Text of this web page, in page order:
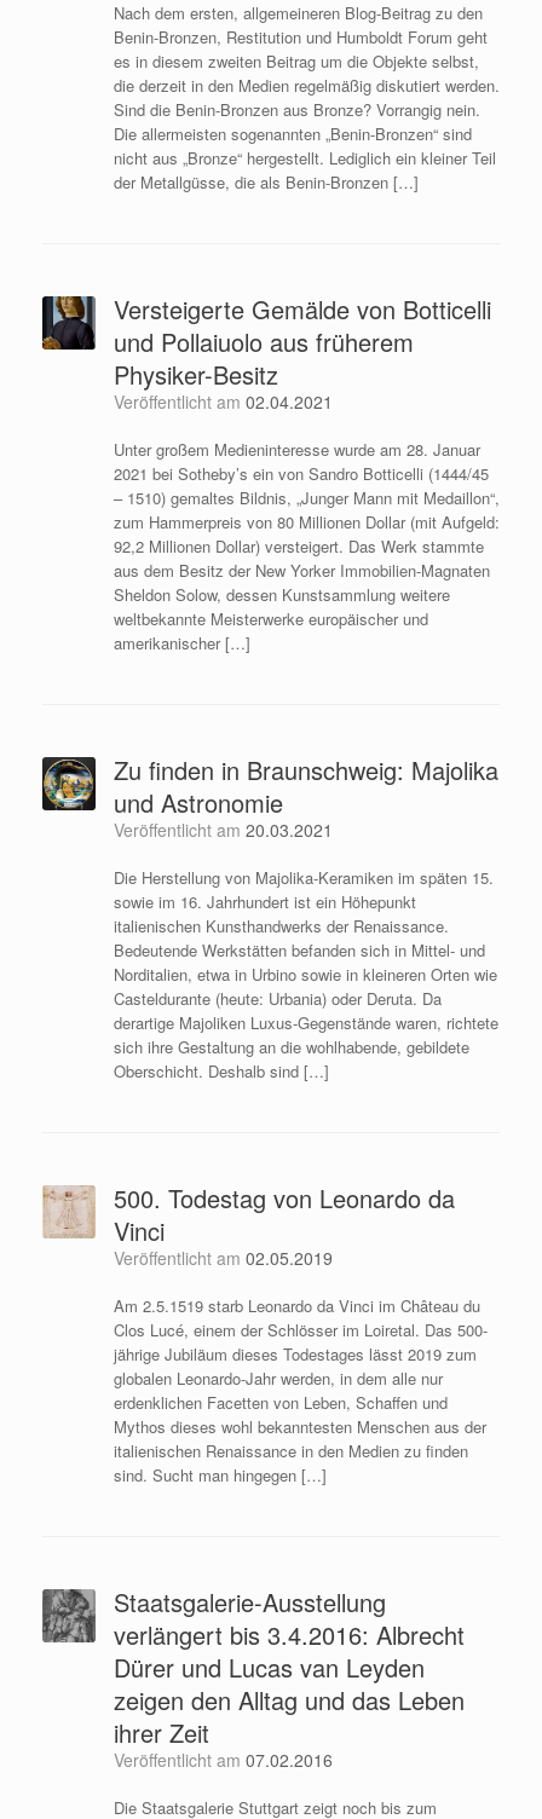
Nach dem ersten, allgemeineren Blog-Beitrag zu den
Benin-Bronzen, Restitution und Humboldt Forum geht
es in diesem zweiten Beitrag um die Objekte selbst,
die derzeit in den Medien regelmäßig diskutiert werden.
Sind die Benin-Bronzen aus Bronze? Vorrangig nein.
Die allermeisten sogenannten „Benin-Bronzen“ sind
nicht aus „Bronze“ hergestellt. Lediglich ein kleiner Teil
der Metallgüsse, die als Benin-Bronzen […]
Versteigerte Gemälde von Botticelli
und Pollaiuolo aus früherem
Physiker-Besitz
Veröffentlicht am 02.04.2021
Unter großem Medieninteresse wurde am 28. Januar
2021 bei Sotheby’s ein von Sandro Botticelli (1444/45
– 1510) gemaltes Bildnis, „Junger Mann mit Medaillon“,
zum Hammerpreis von 80 Millionen Dollar (mit Aufgeld:
92,2 Millionen Dollar) versteigert. Das Werk stammte
aus dem Besitz der New Yorker Immobilien-Magnaten
Sheldon Solow, dessen Kunstsammlung weitere
weltbekannte Meisterwerke europäischer und
amerikanischer […]
Zu finden in Braunschweig: Majolika
und Astronomie
Veröffentlicht am 20.03.2021
Die Herstellung von Majolika-Keramiken im späten 15.
sowie im 16. Jahrhundert ist ein Höhepunkt
italienischen Kunsthandwerks der Renaissance.
Bedeutende Werkstätten befanden sich in Mittel- und
Norditalien, etwa in Urbino sowie in kleineren Orten wie
Casteldurante (heute: Urbania) oder Deruta. Da
derartige Majoliken Luxus-Gegenstände waren, richtete
sich ihre Gestaltung an die wohlhabende, gebildete
Oberschicht. Deshalb sind […]
500. Todestag von Leonardo da
Vinci
Veröffentlicht am 02.05.2019
Am 2.5.1519 starb Leonardo da Vinci im Château du
Clos Lucé, einem der Schlösser im Loiretal. Das 500-
jährige Jubiläum dieses Todestages lässt 2019 zum
globalen Leonardo-Jahr werden, in dem alle nur
erdenklichen Facetten von Leben, Schaffen und
Mythos dieses wohl bekanntesten Menschen aus der
italienischen Renaissance in den Medien zu finden
sind. Sucht man hingegen […]
Staatsgalerie-Ausstellung
verlängert bis 3.4.2016: Albrecht
Dürer und Lucas van Leyden
zeigen den Alltag und das Leben
ihrer Zeit
Veröffentlicht am 07.02.2016
Die Staatsgalerie Stuttgart zeigt noch bis zum